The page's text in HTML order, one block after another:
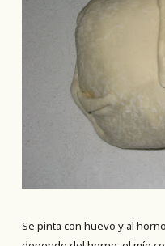
Se pinta con huevo y al